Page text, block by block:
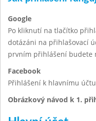
Google
Po kliknutí na tlačítko
dotázáni na přihlašovací
prvním přihlášení budete
Facebook
Přihlášení k hlavnímu
Obrázkový návod k 1.